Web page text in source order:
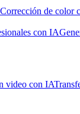
Corrección de color
con IA
video con IA